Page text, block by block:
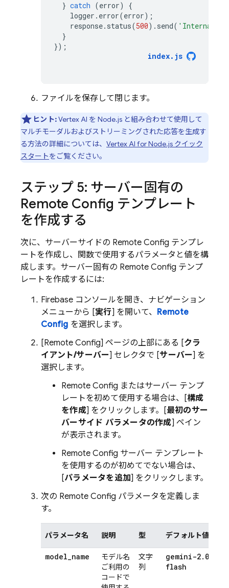
} catch (error)
{
logger . error(error);
response. status(500). send( 'Internal
}
});
index. js
ファイルを保存して閉じます。
ヒント:Vertex AI を Node.js と組み合わせて使用して
マルチモーダルおよびストリーミングされた応答を生成す
る方法の詳細については、 Vertex AI for Node.js クイック
スタートをご覧ください。
ステップ 5: サーバー固有の
Remote Config テンプレート
を作成する
次に、サーバーサイドの Remote Config テンプレ
ートを作成し、関数で使用するパラメータと値を構
成します。サーバー固有の Remote Config テンプ
レートを作成するには:
Firebase コンソールを開き、ナビゲーション
メニューから [実行] を開いて、 Remote
Config を選択します。
[Remote Config] ページの上部にある [クラ
イアント/サーバー] セレクタで [サーバー] を
選択します。
Remote Config またはサーバー テンプ
レートを初めて使用する場合は、[構成
を作成] をクリックします。[最初のサー
バーサイド パラメータの作成] ペイン
が表示されます。
Remote Config サーバー テンプレート
を使用するのが初めてでない場合は、
[パラメータを追加] をクリックします。
次の Remote Config パラメータを定義しま
す。
パラメータ名 説明 型 デフォルト値
model_name
モデル名
ご利用の
コードで
文字
列
gemini-2. 0-
flash